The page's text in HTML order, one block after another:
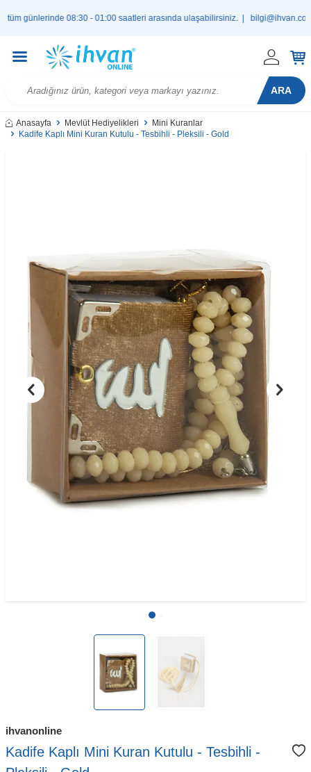
günlerinde 08:30 - 01:00 saatleri arasında ulaşabilirsiniz. |bilgi@ihvan.com.tr
ARA
Anasayfa Mevlüt Hediyelikleri
Mini Kuranlar
Kadife Kaplı Mini Kuran Kutulu - Tesbihli - Pleksili - Gold
ihvanonline
Kadife Kaplı Mini Kuran Kutulu - Tesbihli -